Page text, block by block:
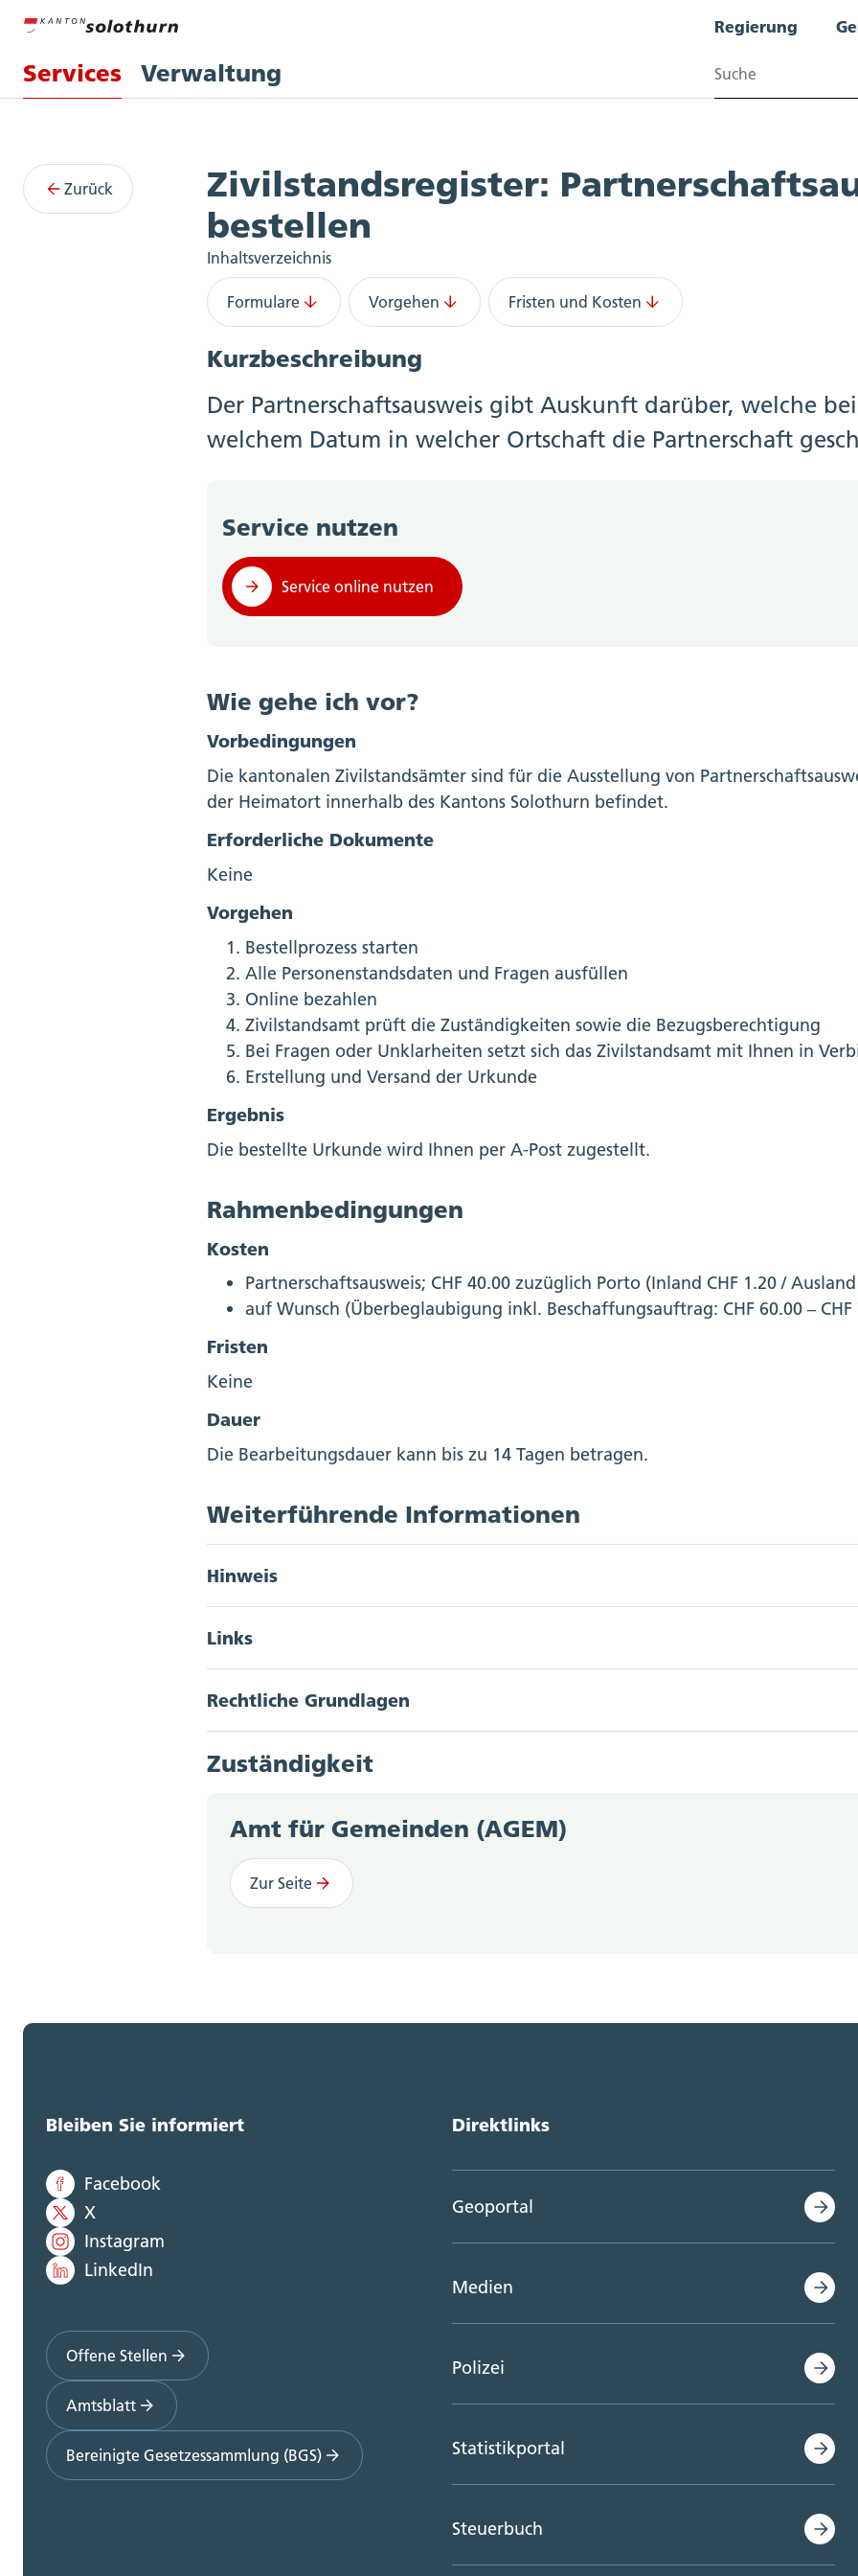
Services Verwaltung
Regierung
Suchen
Services
Zurück
Zivilstandsregister:
bestellen
Inhaltsverzeichnis
Formulare Vorgehen Fristen und Kosten
Kurzbeschreibung
Der Partnerschaftsausweis gibt Auskunft darüber, welche
welchem Datum in welcher Ortschaft die Partnerschaft
Service nutzen
Service online nutzen
Wie gehe ich vor?
Vorbedingungen
Die kantonalen Zivilstandsämter sind für die Ausstellung von
der Heimatort innerhalb des Kantons Solothurn befindet.
Erforderliche Dokumente
Keine
Vorgehen
Bestellprozess starten
Alle Personenstandsdaten und Fragen ausfüllen
Online bezahlen
Zivilstandsamt prüft die Zuständigkeiten sowie die Bezugsberechtigung
Bei Fragen oder Unklarheiten setzt sich das Zivilstandsamt mit Ihnen in
Erstellung und Versand der Urkunde
Ergebnis
Die bestellte Urkunde wird Ihnen per A-Post zugestellt.
Rahmenbedingungen
Kosten
Partnerschaftsausweis; CHF 40.00 zuzüglich Porto (Inland CHF 1.20 / Ausland
auf Wunsch (Überbeglaubigung inkl. Beschaffungsauftrag: CHF 60.00 – CHF
Fristen
Keine
Dauer
Die Bearbeitungsdauer kann bis zu 14 Tagen betragen.
Weiterführende Informationen
Hinweis
Akkordeon Button
Links
Akkordeon Button
Mehr erfahren zum Thema Bestellung von Zivilstandsdokumenten
Rechtliche Grundlagen
Akkordeon Button
Art. 47 Abs. 1 Zivilstandsverordnung, (SR 211.112.2)
Verordnung über die Gebühren im Zivilstandswesen, Anhang 1, Ziffer 1 (SR
Zuständigkeit
Amt für Gemeinden (AGEM)
Zur Seite
Bleiben Sie informiert
Facebook
X
Instagram
LinkedIn
Offene Stellen
Amtsblatt
Bereinigte Gesetzessammlung (BGS)
Direktlinks
Geoportal
Medien
Polizei
Statistikportal
Steuerbuch